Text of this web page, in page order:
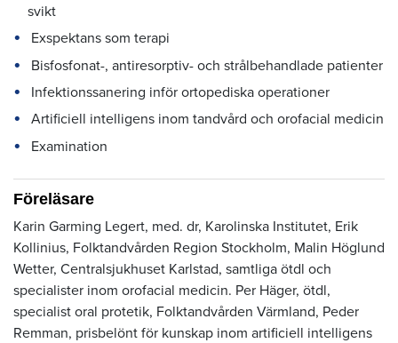
svikt
Exspektans som terapi
Bisfosfonat-, antiresorptiv- och strålbehandlade patienter
Infektionssanering inför ortopediska operationer
Artificiell intelligens inom tandvård och orofacial medicin
Examination
Föreläsare
Karin Garming Legert, med. dr, Karolinska Institutet, Erik
Kollinius, Folktandvården Region Stockholm, Malin Höglund
Wetter, Centralsjukhuset Karlstad, samtliga ötdl och
specialister inom orofacial medicin. Per Häger, ötdl,
specialist oral protetik, Folktandvården Värmland, Peder
Remman, prisbelönt för kunskap inom artificiell intelligens